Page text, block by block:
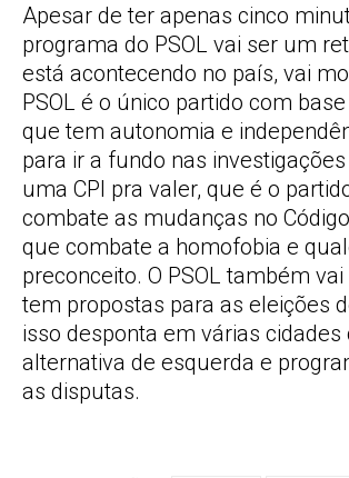
Apesar de ter apenas cinco
programa do PSOL vai ser um
está acontecendo no país, vai
PSOL é o único partido com
que tem autonomia e
para ir a fundo nas
uma CPI pra valer, que é o
combate as mudanças no
que combate a homofobia e
preconceito. O PSOL também
tem propostas para as eleições
isso desponta em várias
alternativa de esquerda e
as disputas.